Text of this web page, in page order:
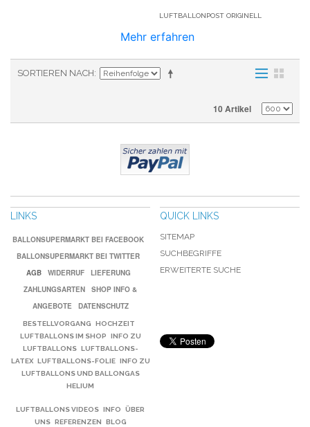
UFTBALLONPOST ORIGINELL
Mehr erfahren
SORTIEREN NACH
10 Artikel
LINKS
BALLONSUPERMARKT BEI FACEBOOK
BALLONSUPERMARKT BEI TWITTER
AGB
WIDERRUF
LIEFERUNG
ZAHLUNGSARTEN
SHOP INFO &
ANGEBOTE
DATENSCHUTZ
BESTELLVORGANG
HOCHZEIT
LUFTBALLONS IM SHOP
INFO ZU
LUFTBALLONS LUFTBALLONS-
LATEX LUFTBALLONS-FOLIE INFO ZU
LUFTBALLONS UND BALLONGAS
HELIUM
LUFTBALLONS VIDEOS INFO
ÜBER
UNS REFERENZEN BLOG
QUICK LINKS
SITEMAP
SUCHBEGRIFFE
ERWEITERTE SUCHE